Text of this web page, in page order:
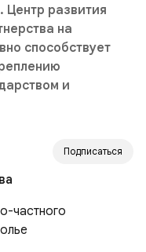
Центр развития
на
способствует
и
Подписаться